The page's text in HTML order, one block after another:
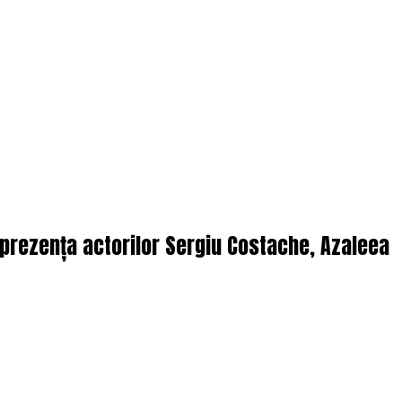
actorilor Sergiu Costache, Azaleea